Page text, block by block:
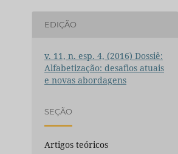
EDIÇÃO
v. 11, n. esp. 4, (2016) Dossiê:
Alfabetização: desafios atuais
e novas abordagens
SEÇÃO
Artigos teóricos